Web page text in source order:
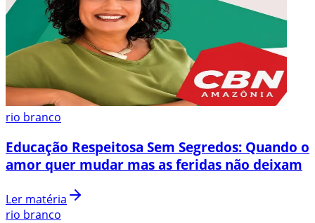
rio branco
Educação Respeitosa Sem Segredos: Quando o
amor quer mudar mas as feridas não deixam
Ler matéria
rio branco